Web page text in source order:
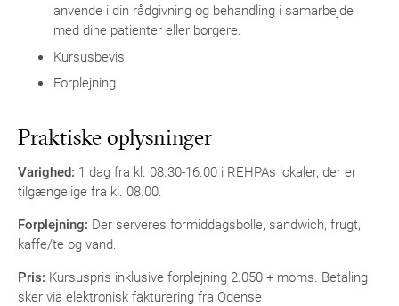
anvende i din rådgivning og behandling i samarbejde
med dine patienter eller borgere.
Kursusbevis.
Forplejning.
Praktiske oplysninger
Varighed: 1 dag fra kl. 08.30-16.00 i REHPAs lokaler, der er
tilgængelige fra kl. 08.00.
Forplejning: Der serveres formiddagsbolle, sandwich, frugt,
kaffe/te og vand.
Pris: Kursuspris inklusive forplejning 2.050 + moms. Betaling
sker via elektronisk fakturering fra Odense